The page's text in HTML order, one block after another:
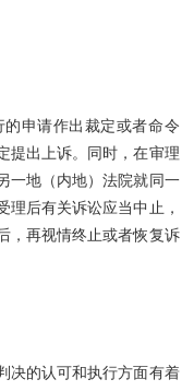
申请作出裁定或者命令
提出上诉。同时，在审理
一地（内地）法院就同一
理后有关诉讼应当中止，
，再视情终止或者恢复诉
决的认可和执行方面有着